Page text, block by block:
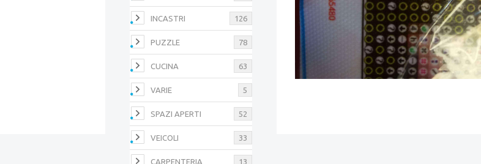
INCASTRI 126
PUZZLE 78
CUCINA 63
VARIE 5
SPAZI APERTI 52
VEICOLI 33
CARPENTERIA 13